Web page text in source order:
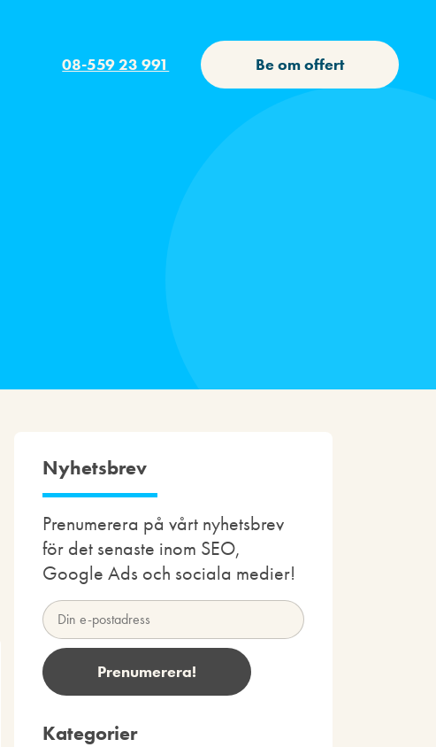
08-559 23 991 Be om offert
Nyhetsbrev
Prenumerera på vårt nyhetsbrev
för det senaste inom SEO,
Google Ads och sociala medier!
Kategorier